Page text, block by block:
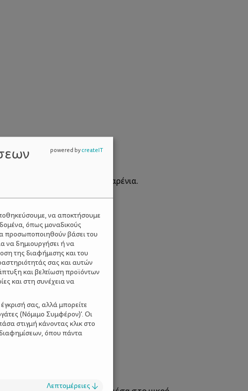
πριγκίπισσα, η Μαργαριταρένια.
να αποκτήσουμε
όπως μοναδικούς
προσωποποιηθούν βάσει του
να δημιουργήσει ή να
της διαφήμισης και του
σας και αυτών
και βελτίωση προϊόντων
και στη συνέχεια να
σας, αλλά μπορείτε
(Νόμιμο Συμφέρον)'. Οι
στιγμή κάνοντας κλικ στο
διαφημίσεων, όπου πάντα
Λεπτομέρειες ↓
powered bycreateIT